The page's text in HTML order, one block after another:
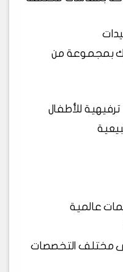
بمجموعة من
للأطفال
عالمية
مختلف التخصصات